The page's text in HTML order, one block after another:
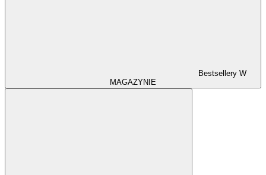
Bestsellery W
MAGAZYNIE